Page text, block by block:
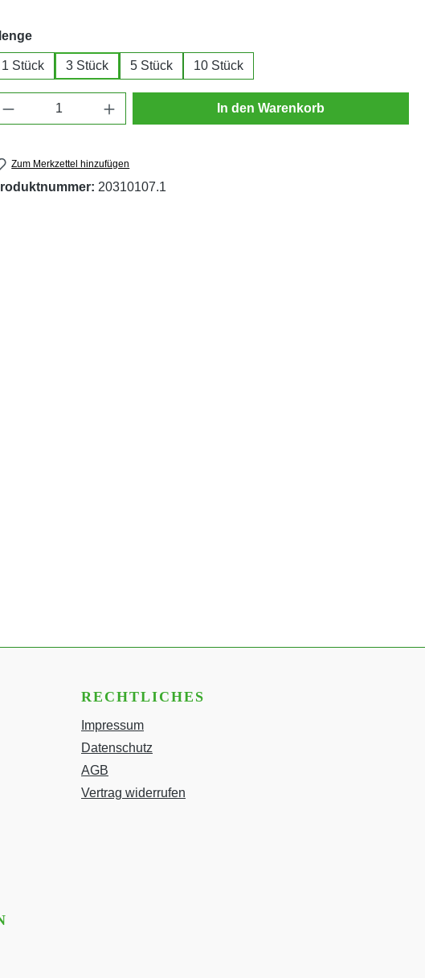
auswählen
1 Stück 3 Stück 5 Stück 10 Stück
Produkt Anzahl: Gib den gewünschten Wert ein
In den Warenkorb
Zum Merkzettel hinzufügen
20310107.1
RECHTLICHES
Impressum
Datenschutz
AGB
Vertrag widerrufen